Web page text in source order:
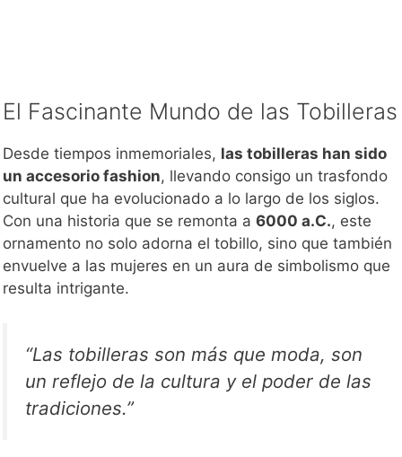
El Fascinante Mundo de las Tobilleras
Desde tiempos inmemoriales, las tobilleras han sido
un accesorio fashion, llevando consigo un trasfondo
cultural que ha evolucionado a lo largo de los siglos.
Con una historia que se remonta a 6000 a.C., este
ornamento no solo adorna el tobillo, sino que también
envuelve a las mujeres en un aura de simbolismo que
resulta intrigante.
“Las tobilleras son más que moda, son
un reflejo de la cultura y el poder de las
tradiciones.”